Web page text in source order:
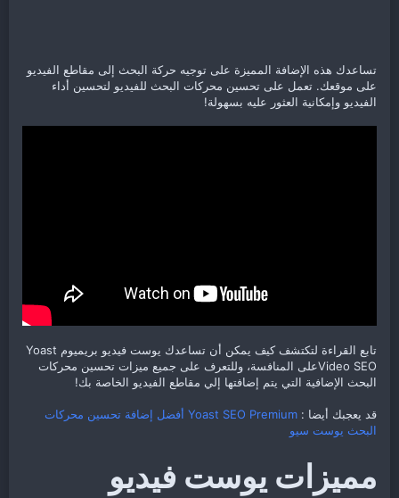
تساعدك هذه الإضافة المميزة على توجيه حركة البحث إلى مقاطع الفيديو
على موقعك. تعمل على تحسين محركات البحث للفيديو لتحسين أداء
الفيديو وإمكانية العثور عليه بسهولة!
تابع القراءة لتكتشف كيف يمكن أن تساعدك يوست فيديو بريميوم Yoast
Video SEOعلى المنافسة، وللتعرف على جميع ميزات تحسين محركات
البحث الإضافية التي يتم إضافتها إلي مقاطع الفيديو الخاصة بك!
قد يعجبك أيضا :
Yoast SEO Premium أفضل إضافة تحسين محركات
البحث يوست سيو
مميزات يوست فيديو